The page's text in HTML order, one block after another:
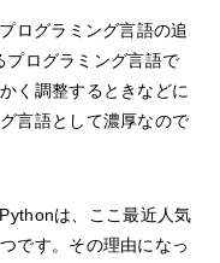
ログラミング言語の追
プログラミング言語で
く調整するときなどに
言語として濃厚なので
は、ここ最近人気
です。その理由になっ